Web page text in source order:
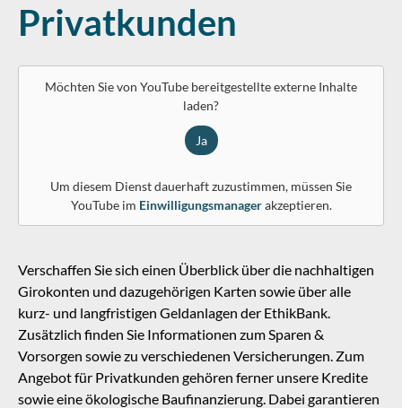
Privatkunden
Möchten Sie von YouTube bereitgestellte externe Inhalte
laden?
Ja
Um diesem Dienst dauerhaft zuzustimmen, müssen Sie
YouTubeim Einwilligungsmanagerakzeptieren.
Verschaffen Sie sich einen Überblick über die nachhaltigen
Girokonten und dazugehörigen Karten sowie über alle
kurz- und langfristigen Geldanlagen der EthikBank.
Zusätzlich finden Sie Informationen zum Sparen &
Vorsorgen sowie zu verschiedenen Versicherungen. Zum
Angebot für Privatkunden gehören ferner unsere Kredite
sowie eine ökologische Baufinanzierung. Dabei garantieren